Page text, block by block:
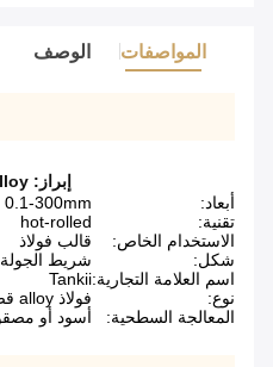
المواصفات الوصف
إبراز:
أبعاد:
0.1-300mm
تقنية:
hot-rolled
الاستخدام الخاص:
قالب فولاذ
شكل:
شريط
اسم العلامة التجارية:Tankii
نوع:
فولاذ alloy قضيب
المعالجة السطحية:
أسود أو